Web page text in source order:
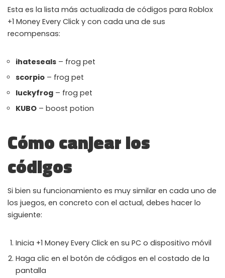
100% FREE to join
No subscription, no credit card required — ever
Get exclusive codes and strategies before anyone else
Temporary download keys — grab them fast, they expire
Zero Ads • Zero Spam
Everything arrives directly — faster than websites or email
Members-Only Content
Global Community
Esta es la lista más actualizada de códigos para Roblox
+1 Money Every Click y con cada una de sus
recompensas:
ihateseals – frog pet
scorpio – frog pet
luckyfrog – frog pet
KUBO – boost potion
Cómo canjear los
códigos
Si bien su funcionamiento es muy similar en cada uno de
los juegos, en concreto con el actual, debes hacer lo
siguiente:
Inicia +1 Money Every Click en su PC o dispositivo móvil
Haga clic en el botón de códigos en el costado de la
pantalla